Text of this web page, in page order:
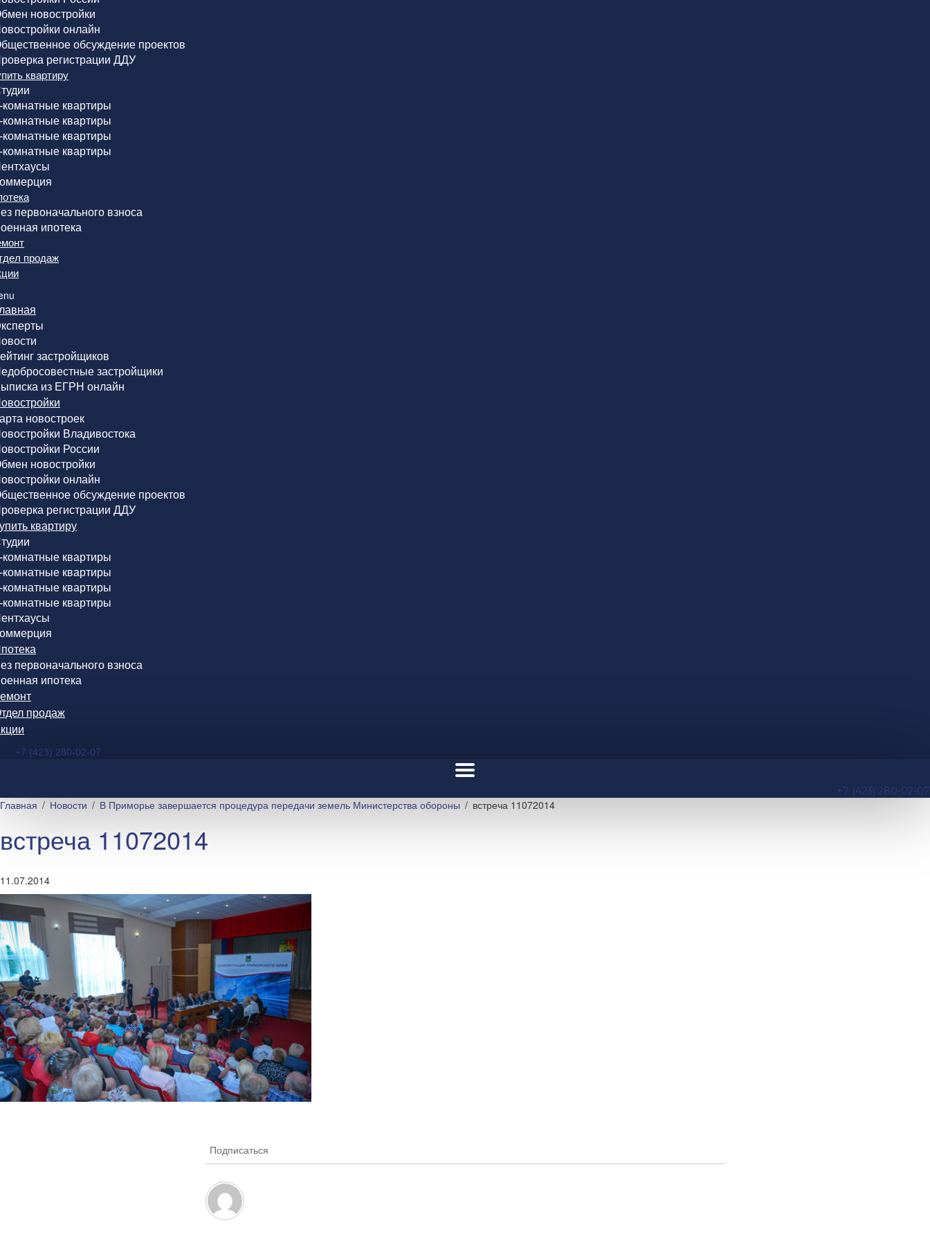
новостройки
онлайн
обсуждение проектов
регистрации ДДУ
квартиру
комнатные квартиры
комнатные квартиры
комнатные квартиры
комнатные квартиры
первоначального взноса
ипотека
продаж
застройщиков
застройщики
из ЕГРН онлайн
новостроек
Владивостока
России
новостройки
онлайн
обсуждение проектов
регистрации ДДУ
квартиру
комнатные квартиры
комнатные квартиры
комнатные квартиры
комнатные квартиры
первоначального взноса
ипотека
продаж
+7 (423) 280-02-07
+7 (423) 280-02-07
Главная Новости В Приморье завершается процедура передачи земель Министерства обороны встреча 11072014
встреча 11072014
11.07.2014
Подписаться